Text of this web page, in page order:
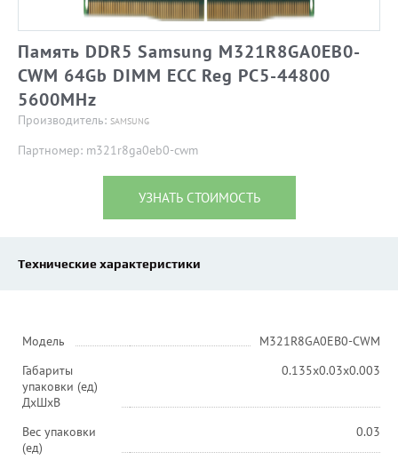
Память DDR5 Samsung M321R8GA0EB0-
CWM 64Gb DIMM ECC Reg PC5-44800
5600MHz
Производитель: SAMSUNG
Партномер: m321r8ga0eb0-cwm
УЗНАТЬ СТОИМОСТЬ
Технические характеристики
Модель
M321R8GA0EB0-CWM
Габариты
упаковки (ед)
ДхШхВ
0.135x0.03x0.003
Вес упаковки
(ед)
0.03